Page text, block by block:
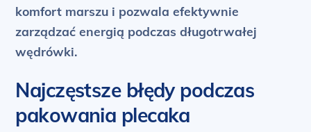
komfort marszu i pozwala efektywnie
zarządzać energią podczas długotrwałej
wędrówki.
Najczęstsze błędy podczas
pakowania plecaka